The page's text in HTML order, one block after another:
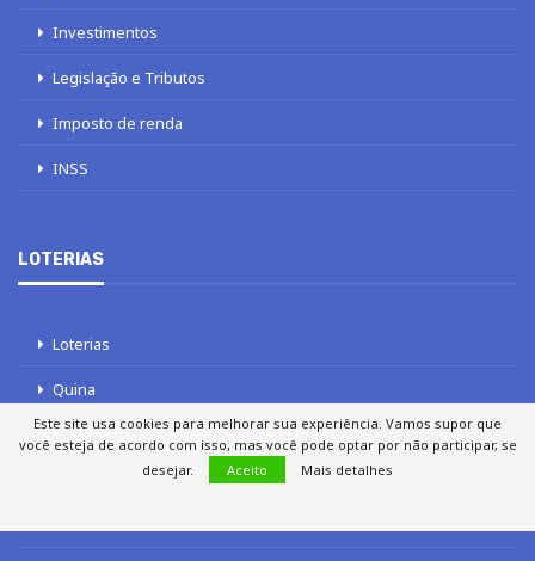
Investimentos
Legislação e Tributos
Imposto de renda
INSS
LOTERIAS
Loterias
Quina
Lotofácil
Este site usa cookies para melhorar sua experiência. Vamos supor que
você esteja de acordo com isso, mas você pode optar por não participar, se
desejar.
Aceito Mais detalhes